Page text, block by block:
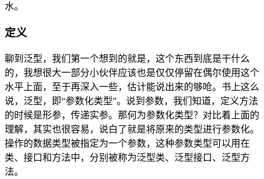
水。
定义
聊到泛型，我们第一个想到的就是，这个东西到底是干什么
的，我想很大一部分小伙伴应该也是仅仅停留在偶尔使用这个
水平上面，至于再深入一些，估计能说出来的够呛。书上这么
说，泛型，即“参数化类型”。说到参数，我们知道，定义方法
的时候是形参，传递实参。那何为参数化类型？对比着上面的
理解，其实也很容易，说白了就是将原来的类型进行参数化。
操作的数据类型被指定为一个参数，这种参数类型可以用在
类、接口和方法中，分别被称为泛型类、泛型接口、泛型方
法。